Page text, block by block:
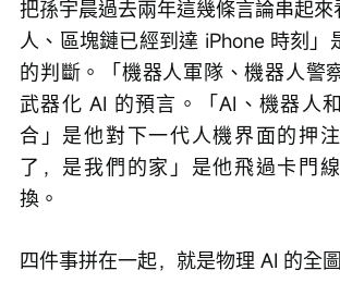
把孫宇晨過去兩年這幾條言論串起來
人、區塊鏈已經到達 iPhone 時刻」
的判斷。「機器人軍隊、機器人警
武器化 AI 的預言。「AI、機器人
合」是他對下一代人機界面的押
了，是我們的家」是他飛過卡門
換。
四件事拼在一起，就是物理 AI 的全